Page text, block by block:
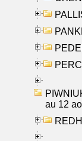
au 12